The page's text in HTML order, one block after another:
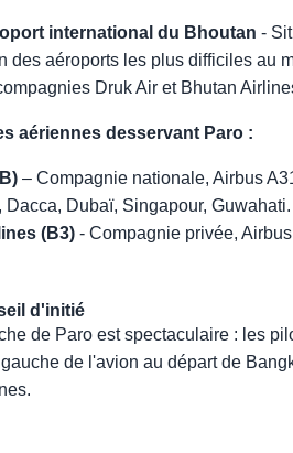
international du Bhoutan -
des aéroports les plus difficiles au
Druk Air et Bhutan
aériennes desservant Paro :
– Compagnie nationale, Airbus
Dacca, Dubaï, Singapour, Guwahati.
(B3) - Compagnie privée,
d'initié
de Paro est spectaculaire : les
de l'avion au départ de